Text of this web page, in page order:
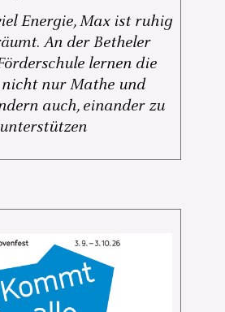
Energie, Max ist ruhig
An der Betheler
lernen die
nur Mathe und
auch, einander zu
unterstützen